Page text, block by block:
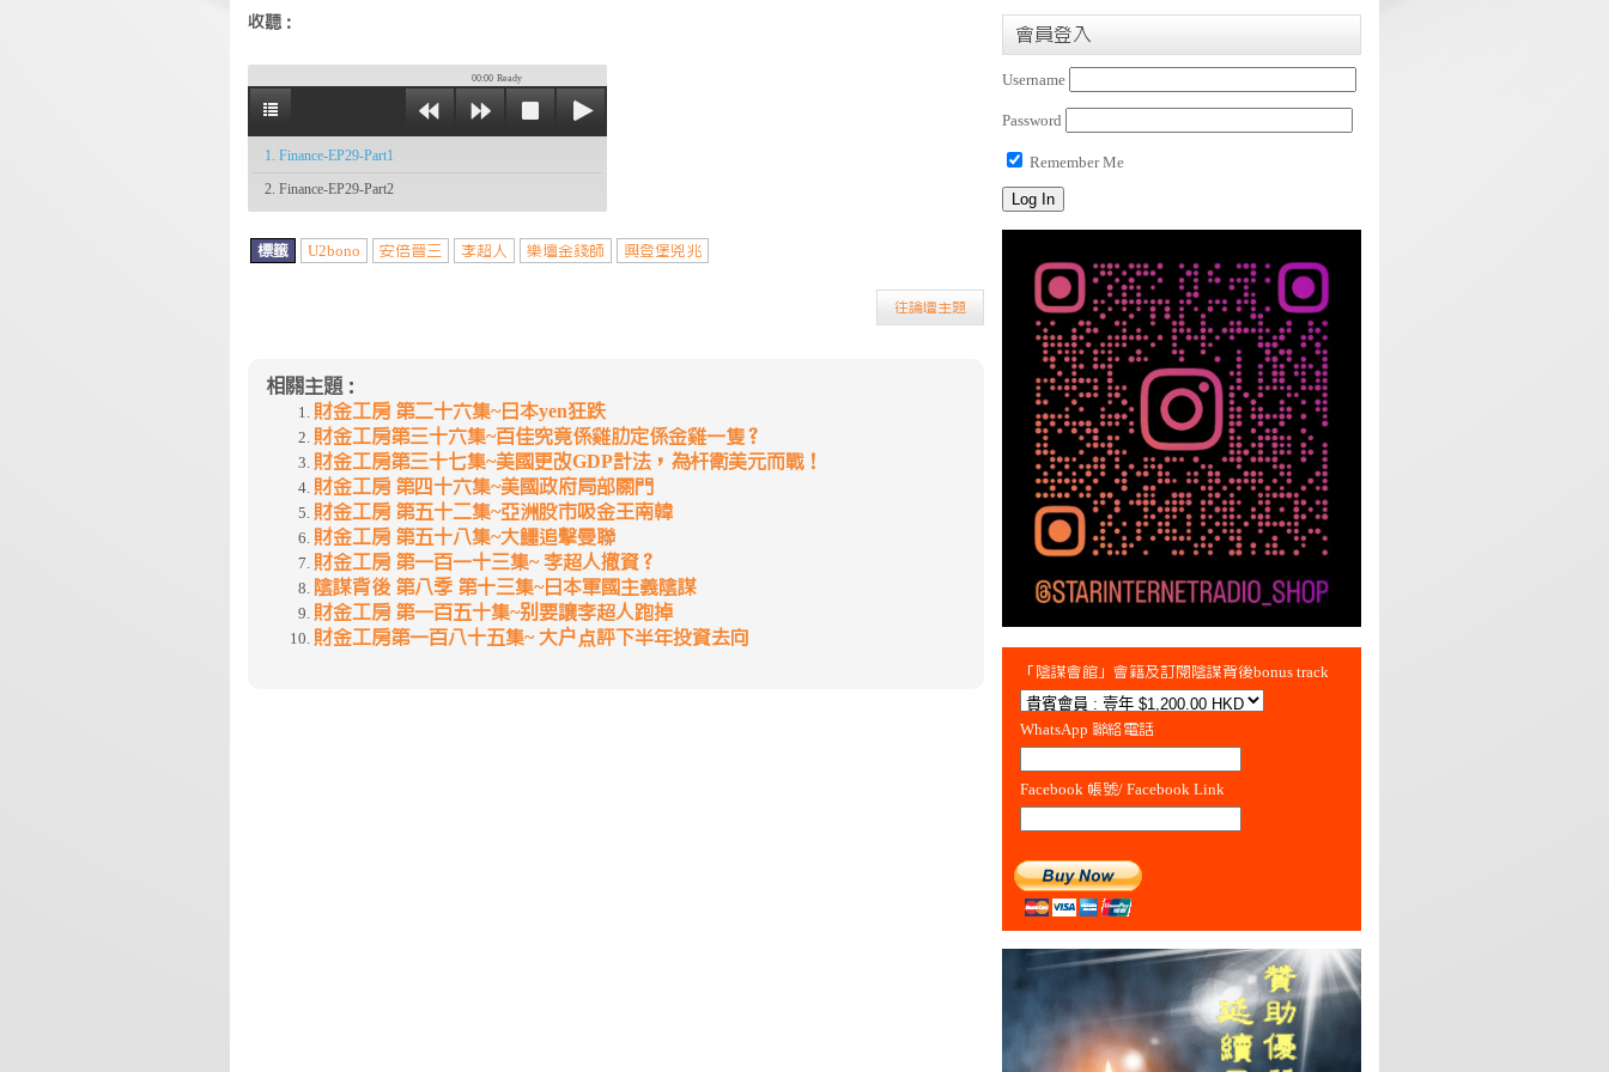
收聽：
00:00 Ready
1. Finance-EP29-Part1
2. Finance-EP29-Part2
標籤 U2bono 安倍晉三 李超人 樂壇金錢師 興登堡兇兆
往論壇主題
相關主題：
財金工房 第二十六集~日本yen狂跌
財金工房第三十六集~百佳究竟係雞肋定係金雞一隻？
財金工房第三十七集~美國更改GDP計法，為杆衛美元而戰！
財金工房 第四十六集~美國政府局部關門
財金工房 第五十二集~亞洲股市吸金王南韓
財金工房 第五十八集~大鱷追擊曼聯
財金工房 第一百一十三集~ 李超人撤資？
陰謀背後 第八季 第十三集~日本軍國主義陰謀
財金工房 第一百五十集~别要讓李超人跑掉
財金工房第一百八十五集~ 大户点評下半年投資去向
會員登入
Username
Password
Remember Me
「陰謀會館」會籍及訂閱陰謀背後bonus track
WhatsApp 聯絡電話
Facebook 帳號/ Facebook Link